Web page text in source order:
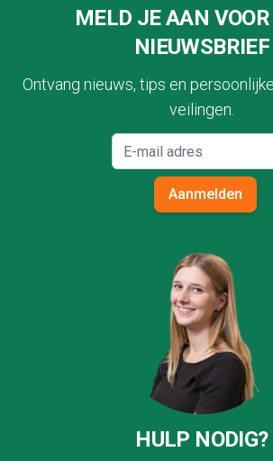
MELD JE AAN
NIEUWSBRIEF
Ontvang nieuws, tips en
veilingen.
Aanmelden
HULP NODIG?